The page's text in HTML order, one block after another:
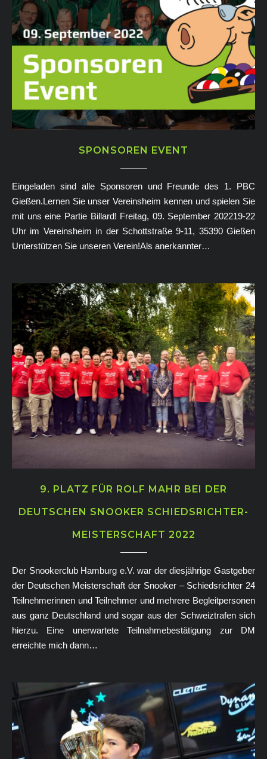
SPONSOREN EVENT
Eingeladen sind alle Sponsoren und Freunde des 1. PBC
Gießen.Lernen Sie unser Vereinsheim kennen und spielen Sie
mit uns eine Partie Billard! Freitag, 09. September 202219-22
Uhr im Vereinsheim in der Schottstraße 9-11, 35390 Gießen
Unterstützen Sie unseren Verein!Als anerkannter…
9. PLATZ FÜR ROLF MAHR BEI DER
DEUTSCHEN SNOOKER SCHIEDSRICHTER-
MEISTERSCHAFT 2022
Der Snookerclub Hamburg e.V. war der diesjährige Gastgeber
der Deutschen Meisterschaft der Snooker – Schiedsrichter 24
Teilnehmerinnen und Teilnehmer und mehrere Begleitpersonen
aus ganz Deutschland und sogar aus der Schweiztrafen sich
hierzu. Eine unerwartete Teilnahmebestätigung zur DM
erreichte mich dann…